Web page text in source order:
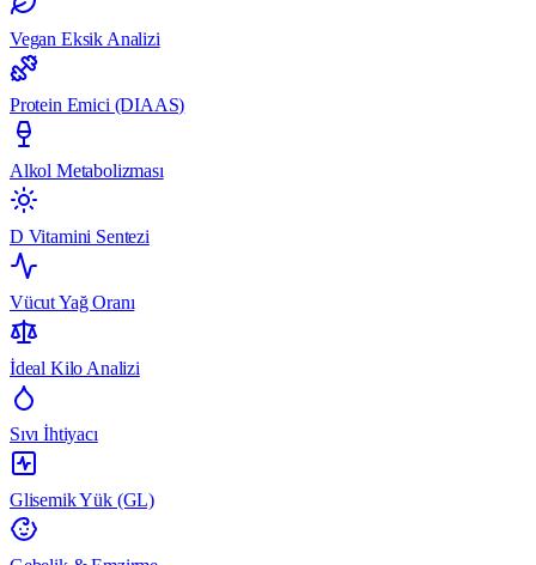
Vegan Eksik Analizi
Protein Emici (DIAAS)
Alkol Metabolizması
D Vitamini Sentezi
Vücut Yağ Oranı
İdeal Kilo Analizi
Sıvı İhtiyacı
Glisemik Yük (GL)